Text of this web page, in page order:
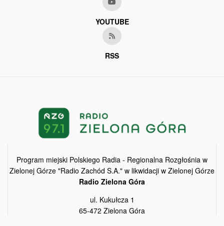
YOUTUBE
RSS
Program miejski Polskiego Radia - Regionalna Rozgłośnia w
Zielonej Górze "Radio Zachód S.A." w likwidacji w Zielonej Górze
Radio Zielona Góra
ul. Kukułcza 1
65-472 Zielona Góra